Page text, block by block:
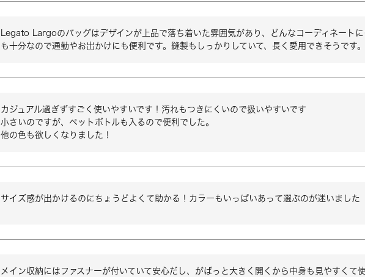
Legato Largoのバッグはデザインが上品で落ち着いた雰囲気があり、どんなコーディネート
も十分なので通勤やお出かけにも便利です。縫製もしっかりしていて、長く愛用できそうです
カジュアル過ぎずすごく使いやすいです！汚れもつきにくいので扱いやすいです
小さいのですが、ペットボトルも入るので便利でした。
他の色も欲しくなりました！
サイズ感が出かけるのにちょうどよくて助かる！カラーもいっぱいあって選ぶのが迷いました
メイン収納にはファスナーが付いていて安心だし、がばっと大きく開くから中身も見やすくて